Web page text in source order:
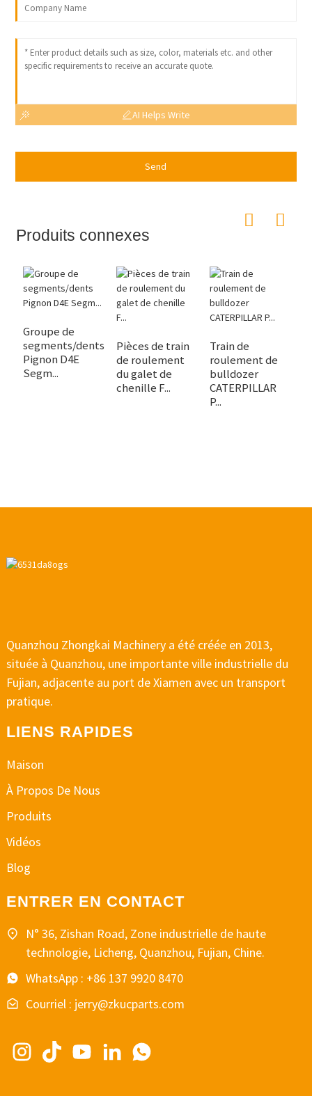
AI Helps Write
Send
Produits connexes
Groupe de
segments/dents
Pignon D4E
Segm...
Pièces de train
de roulement
du galet de
chenille F...
Train de
roulement de
bulldozer
CATERPILLAR
P...
Quanzhou Zhongkai Machinery a été créée en 2013,
située à Quanzhou, une importante ville industrielle du
Fujian, adjacente au port de Xiamen avec un transport
pratique.
LIENS RAPIDES
Maison
À Propos De Nous
Produits
Vidéos
Blog
ENTRER EN CONTACT
N° 36, Zishan Road, Zone industrielle de haute
technologie, Licheng, Quanzhou, Fujian, Chine.
WhatsApp : +86 137 9920 8470
Courriel : jerry@zkucparts.com